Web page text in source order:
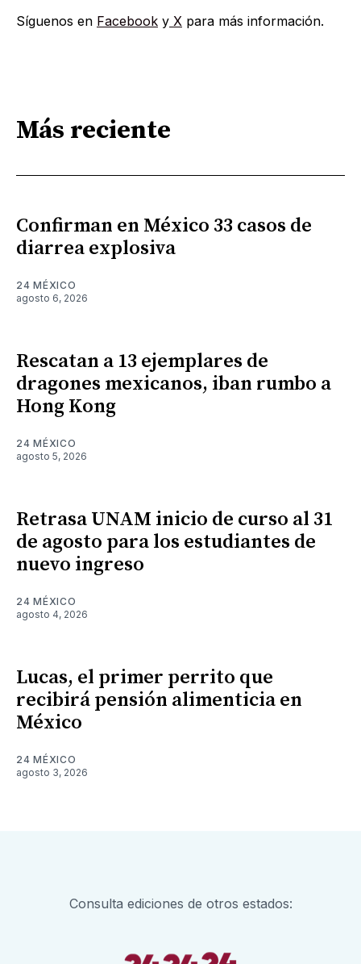
Síguenos en Facebook y X para más información.
Más reciente
Confirman en México 33 casos de
diarrea explosiva
24 MÉXICO
agosto 6, 2026
Rescatan a 13 ejemplares de
dragones mexicanos, iban rumbo a
Hong Kong
24 MÉXICO
agosto 5, 2026
Retrasa UNAM inicio de curso al 31
de agosto para los estudiantes de
nuevo ingreso
24 MÉXICO
agosto 4, 2026
Lucas, el primer perrito que
recibirá pensión alimenticia en
México
24 MÉXICO
agosto 3, 2026
Consulta ediciones de otros estados: